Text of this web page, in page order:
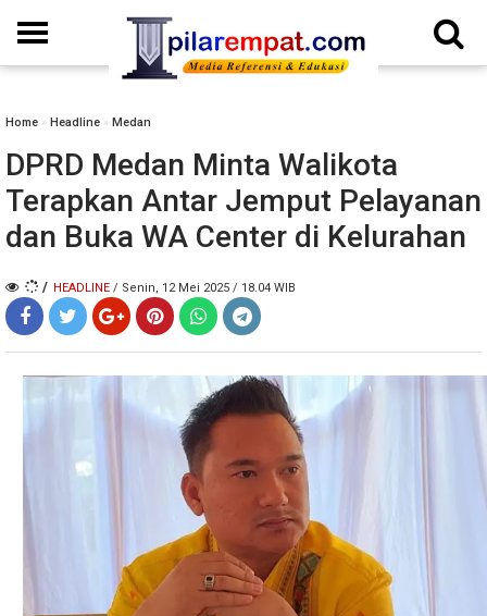
Home » Headline » Medan
DPRD Medan Minta Walikota
Terapkan Antar Jemput Pelayanan
dan Buka WA Center di Kelurahan
/ HEADLINE / Senin, 12 Mei 2025 / 18.04 WIB